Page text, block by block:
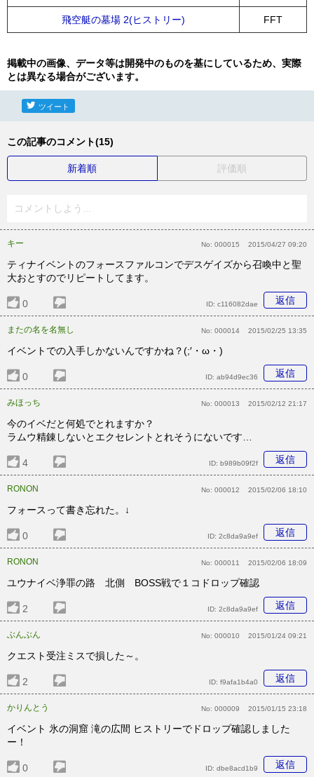
飛空艇の墓場 2(ヒストリー) FFT
掲載中の画像、データ等は開発中のものを基にしているため、実際
とは異なる場合がございます。
ツイート
この記事のコメント(15)
新着順 評価順
コメントしよう...
キー No: 000015 2015/04/27 09:20
ティナイベントのフォースファルコンでデスゲイズから召喚中と聖
大おとすのでリピートしてます。
0 返信
ID: c116082dae
またの名を名無し No: 000014 2015/02/25 13:35
イベントでの入手しかないんですかね？(;′・ω・)
0 返信
ID: ab94d9ec36
みほっち No: 000013 2015/02/12 21:17
今のイベだと何処でとれますか？
ラムウ精錬しないとエクセレントとれそうにないです…
4 返信
ID: b989b09f2f
RONON No: 000012 2015/02/06 18:10
フォースって書き忘れた。↓
0 返信
ID: 2c8da9a9ef
RONON No: 000011 2015/02/06 18:09
ユウナイベ浄罪の路 北側 BOSS戦で１コドロップ確認
2 返信
ID: 2c8da9a9ef
ぶんぶん No: 000010 2015/01/24 09:21
クエスト受注ミスで損した～。
2 返信
ID: f9afa1b4a0
かりんとう No: 000009 2015/01/15 23:18
イベント 氷の洞窟 滝の広間 ヒストリーでドロップ確認しました
ー！
0 返信
ID: dbe8acd1b9